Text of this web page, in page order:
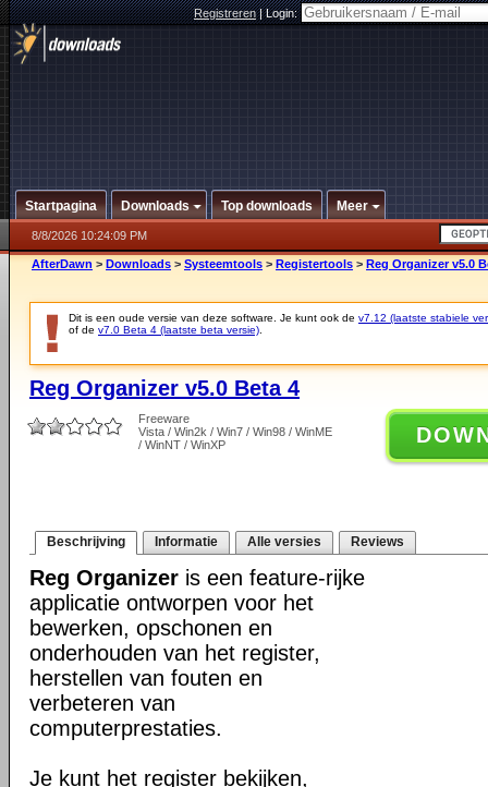
Registreren|Login:
Startpagina Downloads Top downloads Meer
8/8/2026 10:24:09 PM
AfterDawn > Downloads > Systeemtools > Registertools > Reg Organizer v5.0
Dit is een oude versie van deze software. Je kunt ook de v7.12 (laatste stabiele
of de v7.0 Beta 4 (laatste beta versie)
Reg Organizer v5.0 Beta 4
Freeware
Vista / Win2k / Win7 / Win98 / WinME
/ WinNT / WinXP
Beschrijving Informatie Alle versies Reviews
Reg Organizer is een feature-rijke
applicatie ontworpen voor het
bewerken, opschonen en
onderhouden van het register,
herstellen van fouten en
verbeteren van
computerprestaties.
Je kunt het register bekijken,